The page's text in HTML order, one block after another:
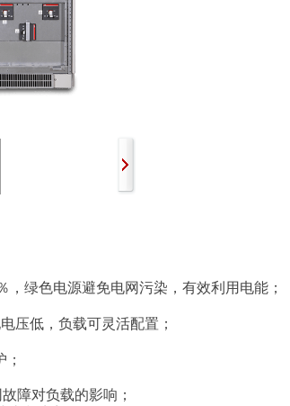
绿色电源避免电网污染，有效利用电能；
压低，负载可灵活配置；
障对负载的影响；